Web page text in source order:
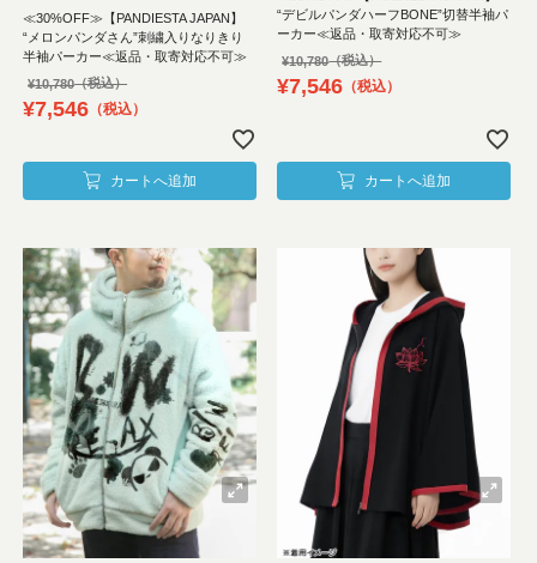
≪30%OFF≫【PANDIESTA JAPAN】
“メロンパンダさん”刺繍入りなりきり
半袖パーカー≪返品・取寄対応不可≫
¥10,780
¥7,546 税込
カートへ追加
“デビルパンダハーフBONE”切替半袖パ
ーカー≪返品・取寄対応不可≫
¥10,780
¥7,546 税込
カートへ追加